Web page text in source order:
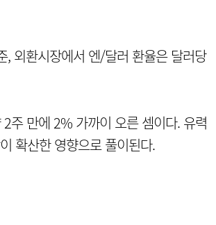
외환시장에서 엔/달러 환율은 달러당
주 만에 2% 가까이 오른 셈이다. 유력
확산한 영향으로 풀이된다.